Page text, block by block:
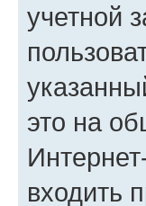
учетной
это на
входить